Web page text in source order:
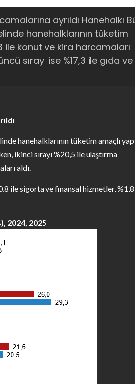
ayrıldı Hanehalkı
hanehalklarının tüketim
ile konut ve kira harcamaları
sırayı ise %17,3 ile gıda ve
hanehalklarının tüketim amaçlı
ikinci sırayı %20,5 ile ulaştırma
aldı.
ile sigorta ve finansal hizmetler,
2024, 2025